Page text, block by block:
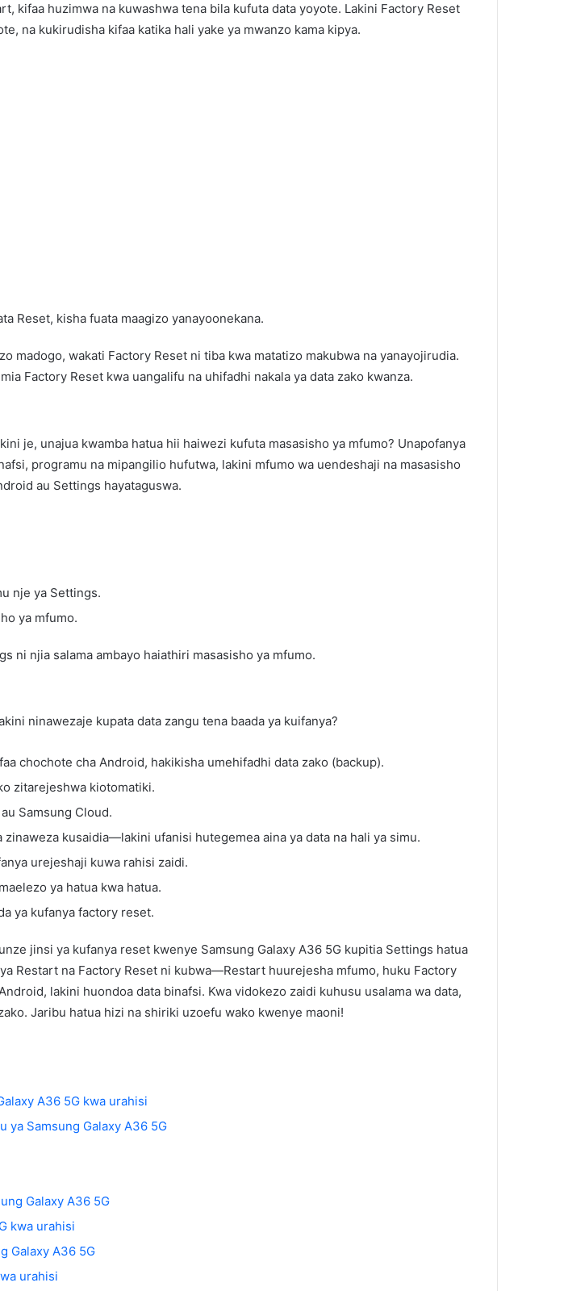
kifaa huzimwa na kuwashwa tena bila kufuta data yoyote. Lakini Factory Reset
na kukirudisha kifaa katika hali yake ya mwanzo kama kipya.
Reset, kisha fuata maagizo yanayoonekana.
madogo, wakati Factory Reset ni tiba kwa matatizo makubwa na yanayojirudia.
Factory Reset kwa uangalifu na uhifadhi nakala ya data zako kwanza.
je, unajua kwamba hatua hii haiwezi kufuta masasisho ya mfumo? Unapofanya
programu na mipangilio hufutwa, lakini mfumo wa uendeshaji na masasisho
au Settings hayataguswa.
nje ya Settings.
ya mfumo.
ni njia salama ambayo haiathiri masasisho ya mfumo.
ninawezaje kupata data zangu tena baada ya kuifanya?
chochote cha Android, hakikisha umehifadhi data zako (backup).
zitarejeshwa kiotomatiki.
Samsung Cloud.
kusaidia—lakini ufanisi hutegemea aina ya data na hali ya simu.
urejeshaji kuwa rahisi zaidi.
ya hatua kwa hatua.
ya kufanya factory reset.
jinsi ya kufanya reset kwenye Samsung Galaxy A36 5G kupitia Settings hatua
Restart na Factory Reset ni kubwa—Restart huurejesha mfumo, huku Factory
lakini huondoa data binafsi. Kwa vidokezo zaidi kuhusu usalama wa data,
Jaribu hatua hizi na shiriki uzoefu wako kwenye maoni!
A36 5G kwa urahisi
ya Samsung Galaxy A36 5G
Galaxy A36 5G
kwa urahisi
Galaxy A36 5G
urahisi